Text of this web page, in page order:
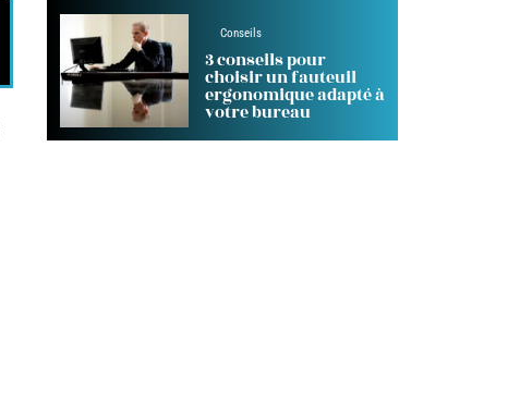
Conseils
3 conseils pour
choisir un fauteuil
ergonomique adapté à
votre bureau